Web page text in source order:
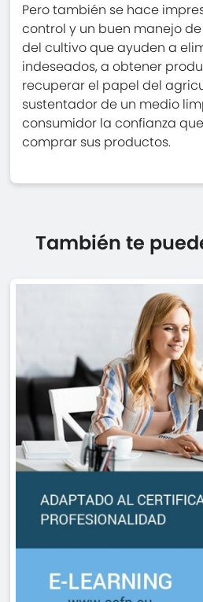
Pero también se hace
control y un buen manejo
del cultivo que ayuden a
indeseados, a obtener
recuperar el papel del
sustentador de un medio
consumidor la confianza
comprar sus productos.
También te